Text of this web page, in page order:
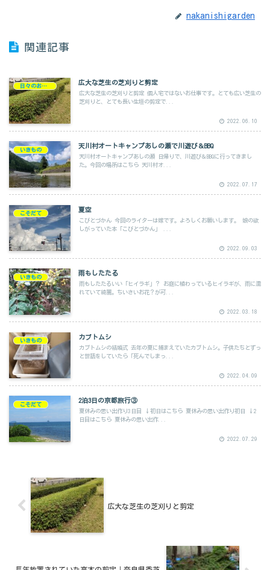
nakanishigarden
関連記事
日々のお仕事
広大な芝生の芝刈りと剪定
広大な芝生の芝刈りと剪定 個人宅ではないお仕事です。とても広い芝生の
芝刈りと、とても長い生垣の剪定で...
2022.06.10
いきもの
天川村オートキャンプあしの瀬で川遊び＆BBQ
天川村オートキャンプあしの瀬 日帰りで、川遊び＆BBQに行ってきまし
た。今回の場所はこちら 天川村オ...
2022.07.17
こそだて
夏空
こびとづかん 今回のライターは嫁です。よろしくお願いします。 娘の欲
しがっていた本「こびとづかん」 ...
2022.09.03
いきもの
雨もしたたる
雨もしたたるいい「ヒイラギ」？ お庭に植わっているヒイラギが、雨に濡
れていて綺麗。ちいさいお花？が可...
2022.03.18
いきもの
カブトムシ
カブトムシの結婚式 去年の夏に捕まえていたカブトムシ。子供たちとずっ
と世話をしていたら「死んでしまっ...
2022.04.09
こそだて
2泊3日の京都旅行③
夏休みの思い出作り3日目 ↓初日はこちら 夏休みの思い出作り初日 ↓2
日目はこちら 夏休みの思い出作...
2022.07.29
広大な芝生の芝刈りと剪定